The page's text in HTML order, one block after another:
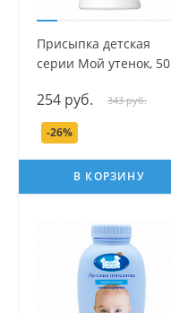
Присыпка детская
серии Мой утенок, 50
254 руб. 343 руб.
-26%
В КОРЗИНУ